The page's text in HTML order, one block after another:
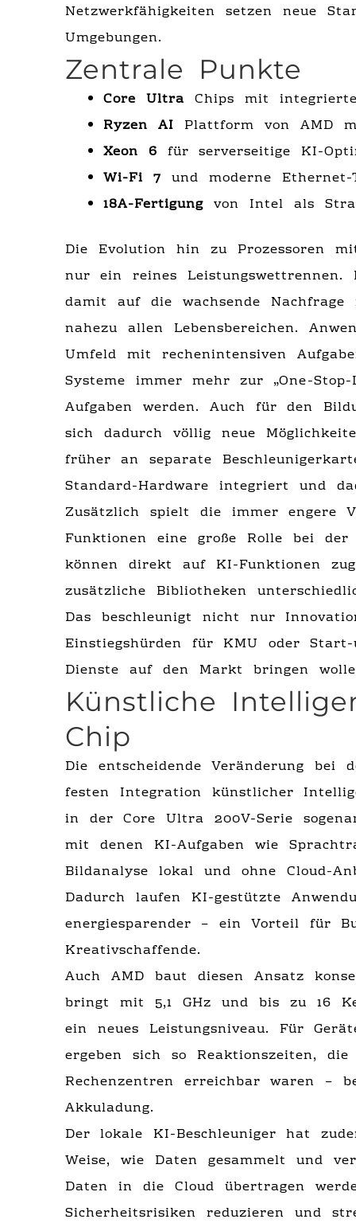
Netzwerkfähigkeiten setzen neue
Umgebungen.
Zentrale Punkte
Core Ultra Chips mit
Ryzen AI Plattform von AMD
Xeon 6 für serverseitige KI-
Wi-Fi 7 und moderne
18A-Fertigung von Intel als
Die Evolution hin zu Prozessoren
nur ein reines
damit auf die wachsende
nahezu allen Lebensbereichen.
Umfeld mit rechenintensiven
Systeme immer mehr zur „One-
Aufgaben werden. Auch für den
sich dadurch völlig neue
früher an separate
Standard-Hardware integriert und
Zusätzlich spielt die immer engere
Funktionen eine große Rolle bei der
können direkt auf KI-Funktionen
zusätzliche Bibliotheken
Das beschleunigt nicht nur
Einstiegshürden für KMU oder
Dienste auf den Markt bringen
Künstliche
Chip
Die entscheidende Veränderung bei
festen Integration künstlicher
in der Core Ultra 200V-Serie
mit denen KI-Aufgaben wie
Bildanalyse lokal und ohne Cloud-
Dadurch laufen KI-gestützte
energiesparender – ein Vorteil für
Kreativschaffende.
Auch AMD baut diesen Ansatz
bringt mit 5,1 GHz und bis zu 16
ein neues Leistungsniveau. Für
ergeben sich so Reaktionszeiten,
Rechenzentren erreichbar waren –
Akkuladung.
Der lokale KI-Beschleuniger hat
Weise, wie Daten gesammelt und
Daten in die Cloud übertragen
Sicherheitsrisiken reduzieren und